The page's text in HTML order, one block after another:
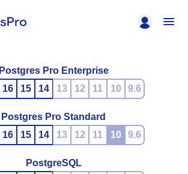
Postgres Pro Enterprise
16 15 14 13 12 11 10 9.6
Postgres Pro Standard
16 15 14 13 12 11 10 9.6
PostgreSQL